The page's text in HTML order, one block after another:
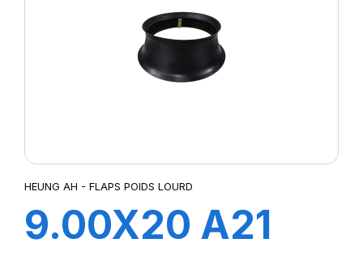
HEUNG AH - FLAPS POIDS LOURD
9.00X20 A21